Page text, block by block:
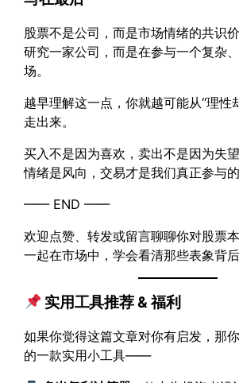
股票不是公司，而是市场情绪的共识
研究一家公司，而是在参与一个复杂
场。
越早理解这一点，你就越可能从“理性
走出来。
买入不是因为喜欢，卖出不是因为失
情绪是风向，交易才是我们真正参与的
—— END ——
欢迎点赞、转发或留言聊聊你对股票
一起在市场中，学会看清那些表象背后
实用工具推荐 & 福利
如果你觉得这篇文章对你有启发，那
的一款实用小工具——